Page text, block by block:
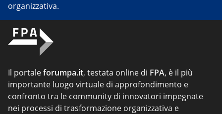
organizzativa.
Il portaleforumpa.it, testata online di FPA, è il più
importante luogo virtuale di approfondimento e
confronto tra le community di innovatori impegnate
nei processi di trasformazione organizzativa e